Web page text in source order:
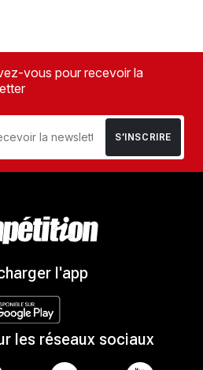
vous pour recevoir la
S’INSCRIRE
l'app
les réseaux sociaux